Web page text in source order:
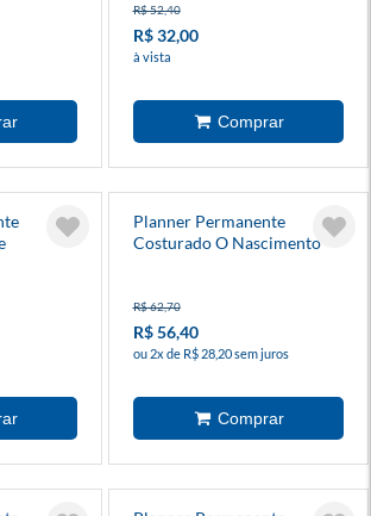
R$ 52,40
R$ 32,00
à vista
Planner Permanente
Costurado O Nascimento
R$ 62,70
R$ 56,40
ou 2x de R$ 28,20 sem juros